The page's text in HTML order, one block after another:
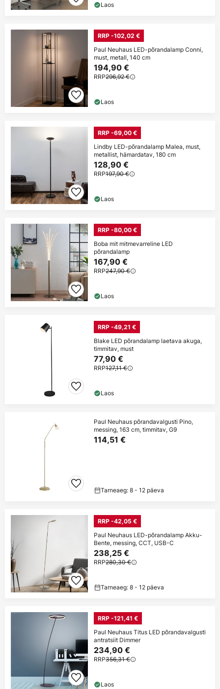
Laos
RRP -102,02 €
Paul Neuhaus LED-põrandalamp Conni,
must, metall, 140 cm
194,90 €
RRP296,92 €
Laos
RRP -69,00 €
Lindby LED-põrandalamp Malea, must,
metallist, hämardatav, 180 cm
128,90 €
RRP197,90 €
Laos
RRP -80,00 €
Boba mit mitmevarreline LED
põrandalamp
167,90 €
RRP247,90 €
Laos
RRP -49,21 €
Blake LED põrandalamp laetava akuga,
timmitav, must
77,90 €
RRP127,11 €
Laos
Paul Neuhaus põrandavalgusti Pino,
messing, 163 cm, timmitav, G9
114,51 €
Tarneaeg: 8 - 12 päeva
RRP -42,05 €
Paul Neuhaus LED-põrandalamp Akku-
Bente, messing, CCT, USB-C
238,25 €
RRP280,30 €
Tarneaeg: 8 - 12 päeva
RRP -121,41 €
Paul Neuhaus Titus LED põrandavalgusti
antratsiit Dimmer
234,90 €
RRP356,31 €
Laos